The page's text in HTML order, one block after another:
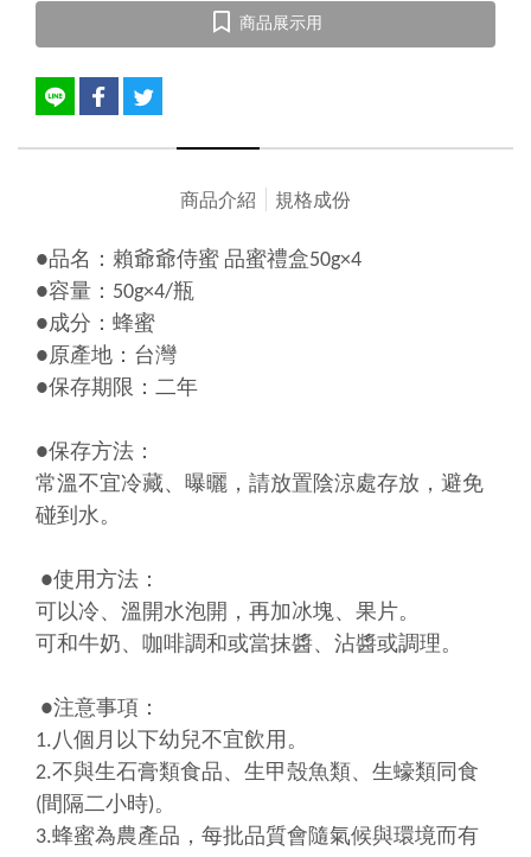
商品展示用
商品介紹 規格成份
●品名：賴爺爺侍蜜 品蜜禮盒50g×4
●容量：50g×4/瓶
●成分：蜂蜜
●原產地：台灣
●保存期限：二年
●保存方法：
常溫不宜冷藏、曝曬，請放置陰涼處存放，避免
碰到水。
●使用方法：
可以冷、溫開水泡開，再加冰塊、果片。
可和牛奶、咖啡調和或當抹醬、沾醬或調理。
●注意事項：
1.八個月以下幼兒不宜飲用。
2.不與生石膏類食品、生甲殼魚類、生蠔類同食
(間隔二小時)。
3.蜂蜜為農產品，每批品質會隨氣候與環境而有